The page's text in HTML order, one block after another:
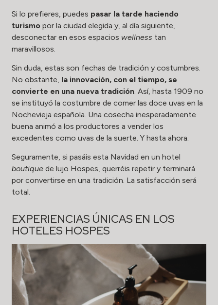
Si lo prefieres, puedes pasar la tarde haciendo
turismo por la ciudad elegida y, al día siguiente,
desconectar en esos espacios wellness tan
maravillosos.
Sin duda, estas son fechas de tradición y costumbres.
No obstante, la innovación, con el tiempo, se
convierte en una nueva tradición . Así, hasta 1909 no
se instituyó la costumbre de comer las doce uvas en la
Nochevieja española. Una cosecha inesperadamente
buena animó a los productores a vender los
excedentes como uvas de la suerte. Y hasta ahora.
Seguramente, si pasáis esta Navidad en un hotel
boutique de lujo Hospes, querréis repetir y terminará
por convertirse en una tradición. La satisfacción será
total.
EXPERIENCIAS ÚNICAS EN LOS
HOTELES HOSPES